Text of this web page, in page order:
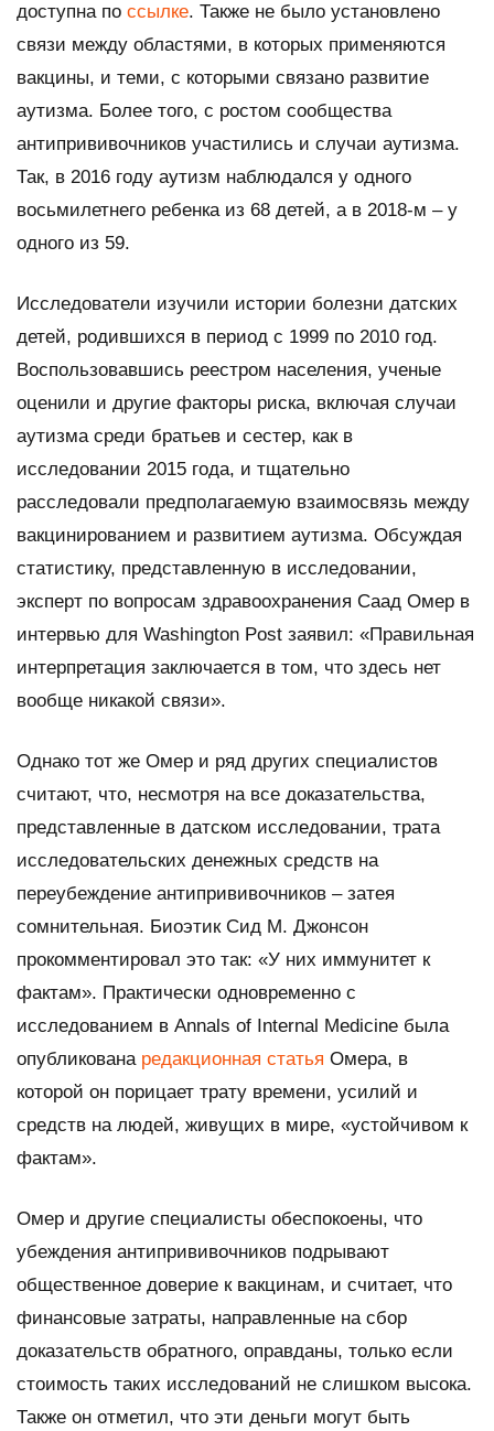
доступна по ссылке. Также не было установлено
связи между областями, в которых применяются
вакцины, и теми, с которыми связано развитие
аутизма. Более того, с ростом сообщества
антипрививочников участились и случаи аутизма.
Так, в 2016 году аутизм наблюдался у одного
восьмилетнего ребенка из 68 детей, а в 2018-м – у
одного из 59.
Исследователи изучили истории болезни датских
детей, родившихся в период с 1999 по 2010 год.
Воспользовавшись реестром населения, ученые
оценили и другие факторы риска, включая случаи
аутизма среди братьев и сестер, как в
исследовании 2015 года, и тщательно
расследовали предполагаемую взаимосвязь между
вакцинированием и развитием аутизма. Обсуждая
статистику, представленную в исследовании,
эксперт по вопросам здравоохранения Саад Омер в
интервью для Washington Post заявил: «Правильная
интерпретация заключается в том, что здесь нет
вообще никакой связи».
Однако тот же Омер и ряд других специалистов
считают, что, несмотря на все доказательства,
представленные в датском исследовании, трата
исследовательских денежных средств на
переубеждение антипрививочников – затея
сомнительная. Биоэтик Сид М. Джонсон
прокомментировал это так: «У них иммунитет к
фактам». Практически одновременно с
исследованием в Annals of Internal Medicine была
опубликована редакционная статья Омера, в
которой он порицает трату времени, усилий и
средств на людей, живущих в мире, «устойчивом к
фактам».
Омер и другие специалисты обеспокоены, что
убеждения антипрививочников подрывают
общественное доверие к вакцинам, и считает, что
финансовые затраты, направленные на сбор
доказательств обратного, оправданы, только если
стоимость таких исследований не слишком высока.
Также он отметил, что эти деньги могут быть